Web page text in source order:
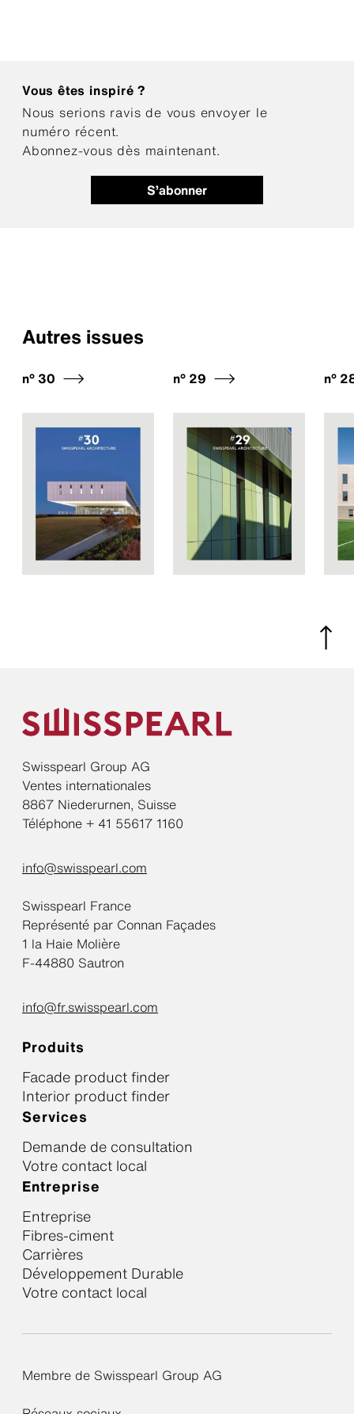
S’abonner
Vous êtes inspiré ?
Nous serions ravis de vous envoyer le
numéro récent.
Abonnez-vous dès maintenant.
Autres issues
n° 30 n° 29 n°
Swisspearl Group AG
Ventes internationales
8867 Niederurnen, Suisse
Téléphone + 41 55617 1160
info@swisspearl.com
Swisspearl France
Représenté par Connan Façades
1 la Haie Molière
F-44880 Sautron
info@fr.swisspearl.com
Produits
Facade product finder
Interior product finder
Services
Demande de consultation
Votre contact local
Entreprise
Entreprise
Fibres-ciment
Carrières
Développement Durable
Votre contact local
Membre de Swisspearl Group AG